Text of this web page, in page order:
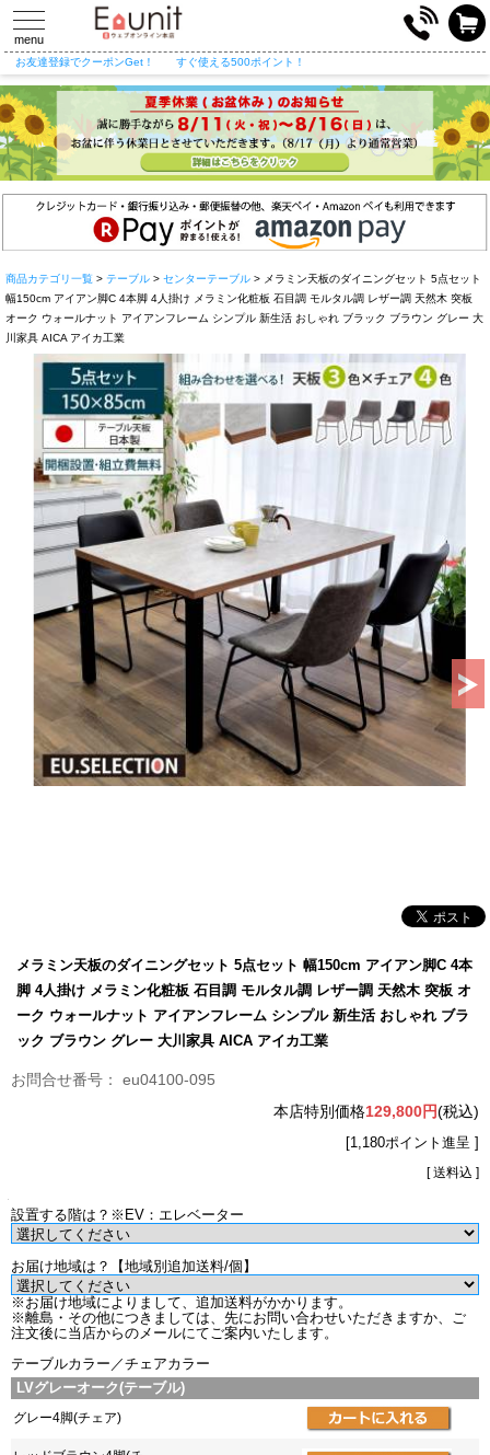
toggle
navigation
menu
お友達登録でクーポンGet！ すぐ使える500ポイント！
商品カテゴリ一覧 > テーブル > センターテーブル > メラミン天板のダイニングセット 5点セット
幅150cm アイアン脚C 4本脚 4人掛け メラミン化粧板 石目調 モルタル調 レザー調 天然木 突板
オーク ウォールナット アイアンフレーム シンプル 新生活 おしゃれ ブラック ブラウン グレー 大
川家具 AICA アイカ工業
メラミン天板のダイニングセット 5点セット 幅150cm アイアン脚C 4本
脚 4人掛け メラミン化粧板 石目調 モルタル調 レザー調 天然木 突板 オ
ーク ウォールナット アイアンフレーム シンプル 新生活 おしゃれ ブラ
ック ブラウン グレー 大川家具 AICA アイカ工業
eu04100-095
本店特別価格129,800円(税込)
[1,180ポイント進呈 ]
[ 送料込 ]
設置する階は？※EV：エレベーター
お届け地域は？【地域別追加送料/個】
※お届け地域によりまして、追加送料がかかります。
※離島・その他につきましては、先にお問い合わせいただきますか、ご
注文後に当店からのメールにてご案内いたします。
テーブルカラー／チェアカラー
LVグレーオーク(テーブル)
グレー4脚(チェア)